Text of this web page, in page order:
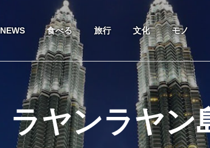
NEWS 食べる 旅行 文化 モノ
ラヤンラヤン